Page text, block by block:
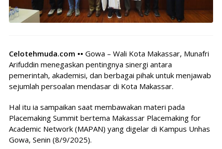
Celotehmuda.com •• Gowa – Wali Kota Makassar, Munafri
Arifuddin menegaskan pentingnya sinergi antara
pemerintah, akademisi, dan berbagai pihak untuk menjawab
sejumlah persoalan mendasar di Kota Makassar.
Hal itu ia sampaikan saat membawakan materi pada
Placemaking Summit bertema Makassar Placemaking for
Academic Network (MAPAN) yang digelar di Kampus Unhas
Gowa, Senin (8/9/2025).